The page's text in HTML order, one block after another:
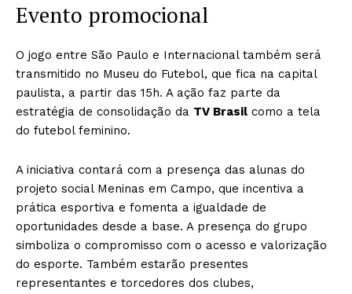
Evento promocional
O jogo entre São Paulo e Internacional também será
transmitido no Museu do Futebol, que fica na capital
paulista, a partir das 15h. A ação faz parte da
estratégia de consolidação da TV Brasil como a tela
do futebol feminino.
A iniciativa contará com a presença das alunas do
projeto social Meninas em Campo, que incentiva a
prática esportiva e fomenta a igualdade de
oportunidades desde a base. A presença do grupo
simboliza o compromisso com o acesso e valorização
do esporte. Também estarão presentes
representantes e torcedores dos clubes,